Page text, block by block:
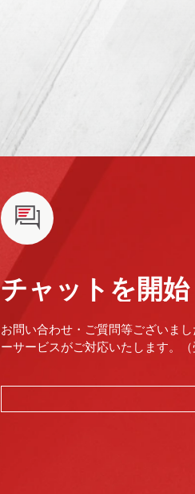
チャットを開始
お問い合わせ・ご質問等ございま
ーサービスがご対応いたします。